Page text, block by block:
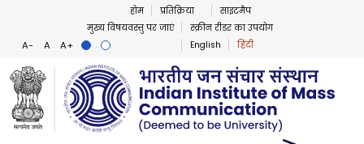
होम प्रतिक्रिया
साइटमैप
मुख्य विषयवस्तु पर जाएं
स्क्रीन रीडर का उपयोग
English
हिंदी